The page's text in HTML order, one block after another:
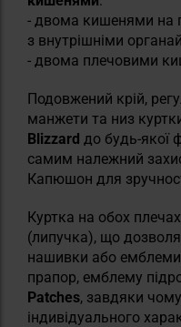
- двома кишенями на
з внутрішніми
- двома плечовими
Подовжений крій,
манжети та низ
Blizzard до будь-якої
самим належний
Капюшон для
Куртка на обох
(липучка), що
нашивки або
прапор, емблему
Patches, завдяки
індивідуального